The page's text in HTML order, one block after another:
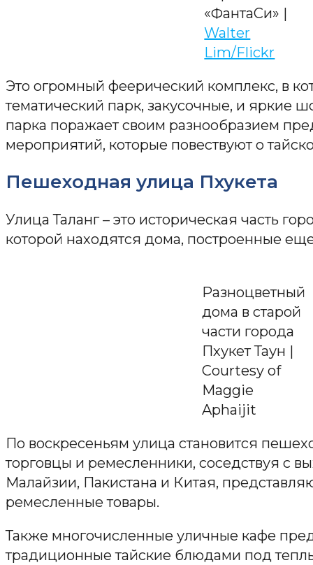
«ФантаСи» |
Walter
Lim/Flickr
Это огромный феерический комплекс, в
тематический парк, закусочные, и яркие
парка поражает своим разнообразием
мероприятий, которые повествуют о
Пешеходная улица Пхукета
Улица Таланг – это историческая часть
которой находятся дома, построенные еще
Разноцветный
дома в старой
части города
Пхукет Таун |
Courtesy of
Maggie
Aphaijit
По воскресеньям улица становится
торговцы и ремесленники, соседствуя с
Малайзии, Пакистана и Китая,
ремесленные товары.
Также многочисленные уличные кафе
традиционные тайские блюдами под